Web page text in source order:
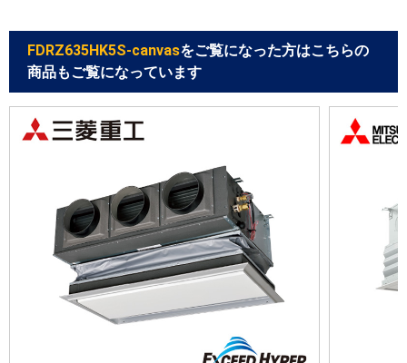
FDRZ635HK5S-canvasをご覧になった方はこちらの
商品もご覧になっています